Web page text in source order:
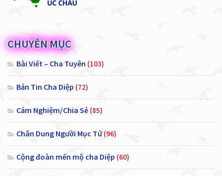
CHUYÊN MỤC
Bài Viết – Cha Tuyên (103)
Bản Tin Cha Diệp (72)
Cảm Nghiệm/Chia Sẻ (85)
Chân Dung Người Mục Tử(96)
Cộng đoàn mến mộ cha Diệp (60)